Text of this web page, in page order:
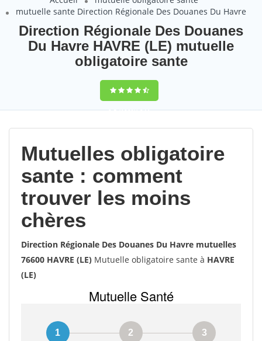
mutuelle sante Direction Régionale Des Douanes Du Havre
Direction Régionale Des Douanes
Du Havre HAVRE (LE) mutuelle
obligatoire sante
9,5(100%)241
Mutuelles obligatoire
sante : comment
trouver les moins
chères
Direction Régionale Des Douanes Du Havre mutuelles
76600 HAVRE (LE) Mutuelle obligatoire sante à HAVRE
(LE)